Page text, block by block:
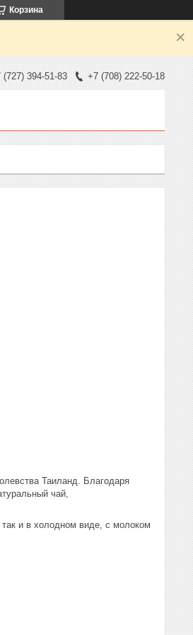
Корзина
(727) 394-51-83 +7 (708) 222-50-18
Таиланд. Благодаря
чай,
и в холодном виде, с молоком